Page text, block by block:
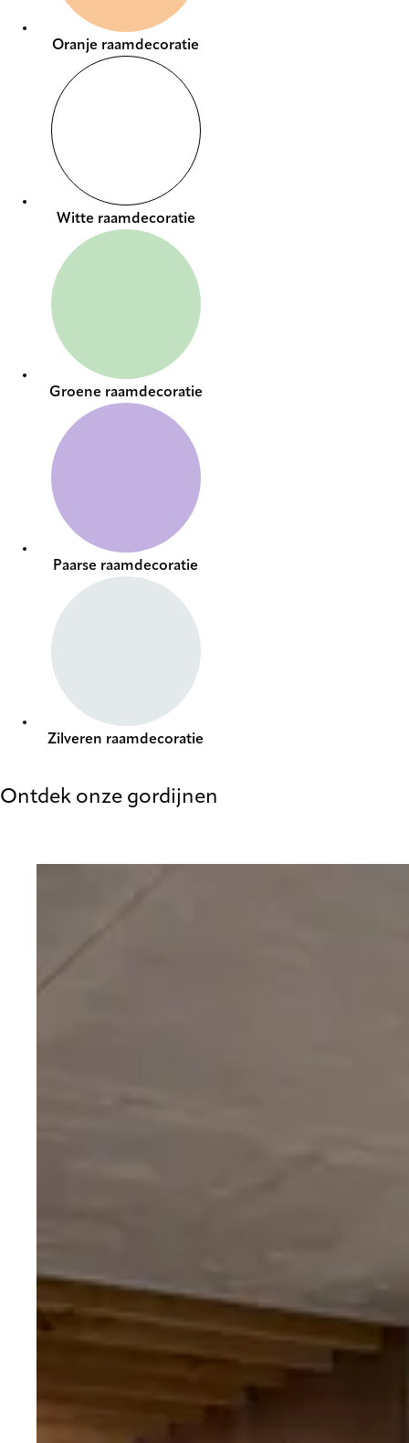
Oranje raamdecoratie
Witte raamdecoratie
Groene raamdecoratie
Paarse raamdecoratie
Zilveren raamdecoratie
Ontdek onze gordijnen